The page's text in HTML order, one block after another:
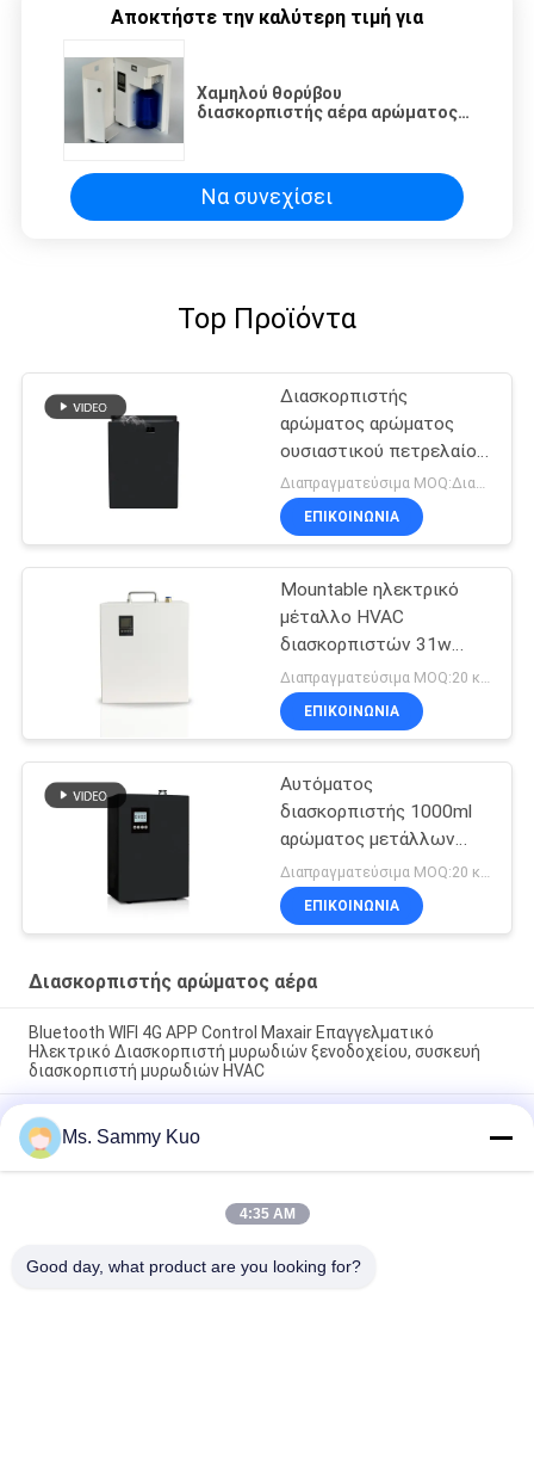
Αποκτήστε την καλύτερη τιμή για
Χαμηλού θορύβου
διασκορπιστής αέρα αρώματος/
Να συνεχίσει
Top Προϊόντα
Διασκορπιστής
αρώματος αρώματος
ουσιαστικού πετρελαίου
14W 500ml 1.5ml/h
Διαπραγματεύσιμα MOQ:Διαπραγματεύσιμος
ΕΠΙΚΟΙΝΩΝΊΑ
Mountable ηλεκτρικό
μέταλλο HVAC
διασκορπιστών 31w
αρώματος αέρα τοίχων Διαπραγματεύσιμα MOQ:20 κομμάτια
ΕΠΙΚΟΙΝΩΝΊΑ
Αυτόματος
διασκορπιστής 1000ml
αρώματος μετάλλων
Hvac 22W
ΕΠΙΚΟΙΝΩΝΊΑ
Διασκορπιστής αρώματος αέρα
Bluetooth WIFI 4G APP Control Maxair Επαγγελματικό
Ηλεκτρικό Διασκορπιστή μυρωδιών ξενοδοχείου, συσκευή
διασκορπιστή μυρωδιών HVAC
2025 Νέα Άφιξη Μικρής Περιοχής Αρωματοθεραπεία Χωρίς
Νερό Επιτραπέζια Ηλεκτρική Συσκευή Διάχυσης Αρωμάτων
Ελαφριά Αθόρυβη Συσκευή Διάχυσης Αρωμάτων
Διάχυση αρώματος διασκορπιστών αρώματος αέρα
ανεμιστήρων 130ml Rechargable τεχνολογίας κρύου αέρα για
Ms. Sammy Kuo
4:35 AM
Good day, what product are you looking for?